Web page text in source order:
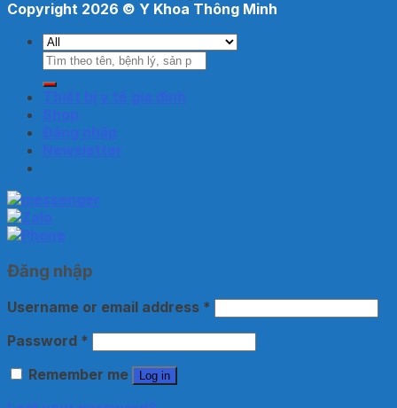
Copyright 2026 © Y Khoa Thông Minh
Search
Thiết bị y tế gia đình
Shop
Đăng nhập
Newsletter
Đăng nhập
Username or email address *
Password *
Remember me
Log in